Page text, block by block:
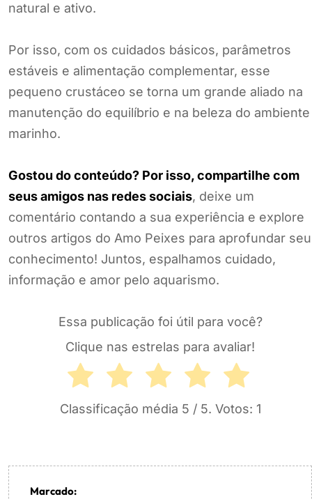
natural e ativo.
Por isso, com os cuidados básicos, parâmetros
estáveis e alimentação complementar, esse
pequeno crustáceo se torna um grande aliado na
manutenção do equilíbrio e na beleza do ambiente
marinho.
Gostou do conteúdo? Por isso, compartilhe com
seus amigos nas redes sociais, deixe um
comentário contando a sua experiência e explore
outros artigos do Amo Peixes para aprofundar seu
conhecimento! Juntos, espalhamos cuidado,
informação e amor pelo aquarismo.
Essa publicação foi útil para você?
Clique nas estrelas para avaliar!
Classificação média 5 / 5. Votos: 1
Marcado: